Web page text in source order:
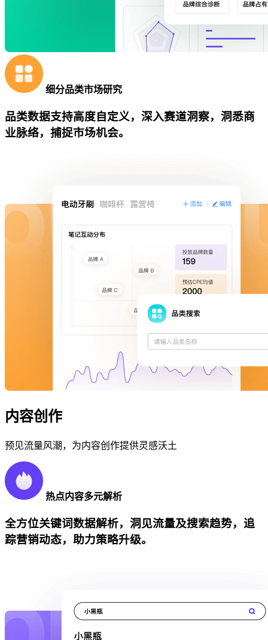
细分品类市场研究
品类数据支持高度自定义，深入赛道洞察，洞悉商
业脉络，捕捉市场机会。
内容创作
预见流量风潮，为内容创作提供灵感沃土
热点内容多元解析
全方位关键词数据解析，洞见流量及搜索趋势，追
踪营销动态，助力策略升级。